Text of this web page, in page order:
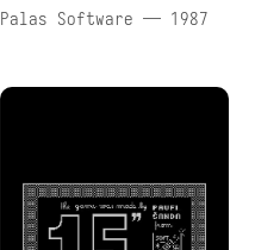
Palas Software — 1987